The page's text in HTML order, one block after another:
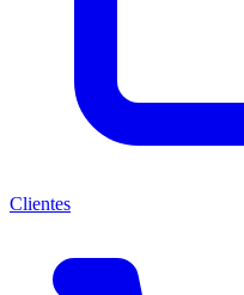
Clientes